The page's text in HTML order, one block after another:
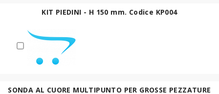
KIT PIEDINI - H 150 mm. Codice KP004
SONDA AL CUORE MULTIPUNTO PER GROSSE PEZZATURE